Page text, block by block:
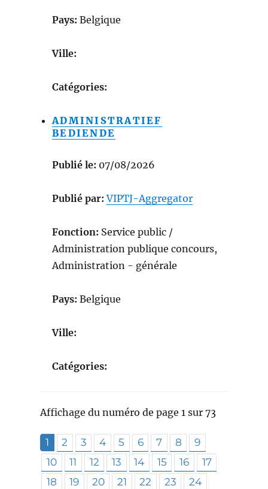
Pays: Belgique
Ville:
Catégories:
ADMINISTRATIEF
BEDIENDE
Publié le: 07/08/2026
Publié par: VIPTJ-Aggregator
Fonction: Service public /
Administration publique concours,
Administration - générale
Pays: Belgique
Ville:
Catégories:
Affichage du numéro de page 1 sur 73
1 2 3 4 5 6 7 8
9
10
11 12 13 14 15 16
17
18
19 20 21 22 23
24